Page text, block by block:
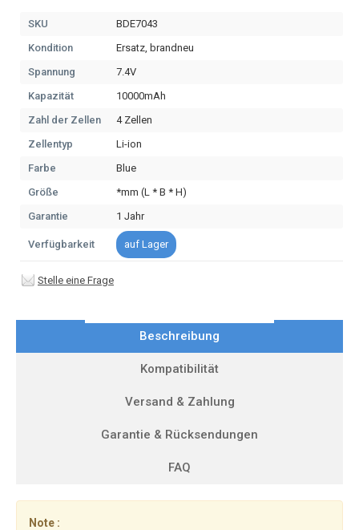
SKU
BDE7043
Kondition
Ersatz, brandneu
Spannung
7.4V
Kapazität
10000mAh
Zahl der Zellen
4 Zellen
Zellentyp
Li-ion
Farbe
Blue
Größe
*mm (L * B * H)
Garantie
1 Jahr
Verfügbarkeit auf Lager
Stelle eine Frage
Beschreibung
Kompatibilität
Versand & Zahlung
Garantie & Rücksendungen
FAQ
Note :